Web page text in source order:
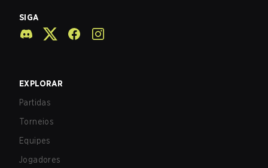
SIGA
EXPLORAR
Partidas
Torneios
Equipes
Jogadores